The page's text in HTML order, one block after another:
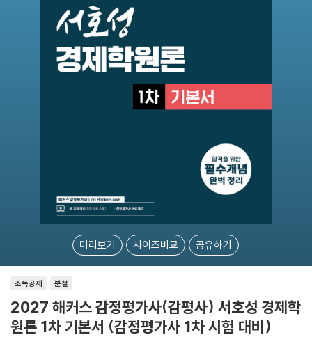
미리보기 사이즈비교 공유하기
소득공제 분철
2027 해커스 감정평가사(감평사) 서호성 경제학
원론 1차 기본서 (감정평가사 1차 시험 대비)